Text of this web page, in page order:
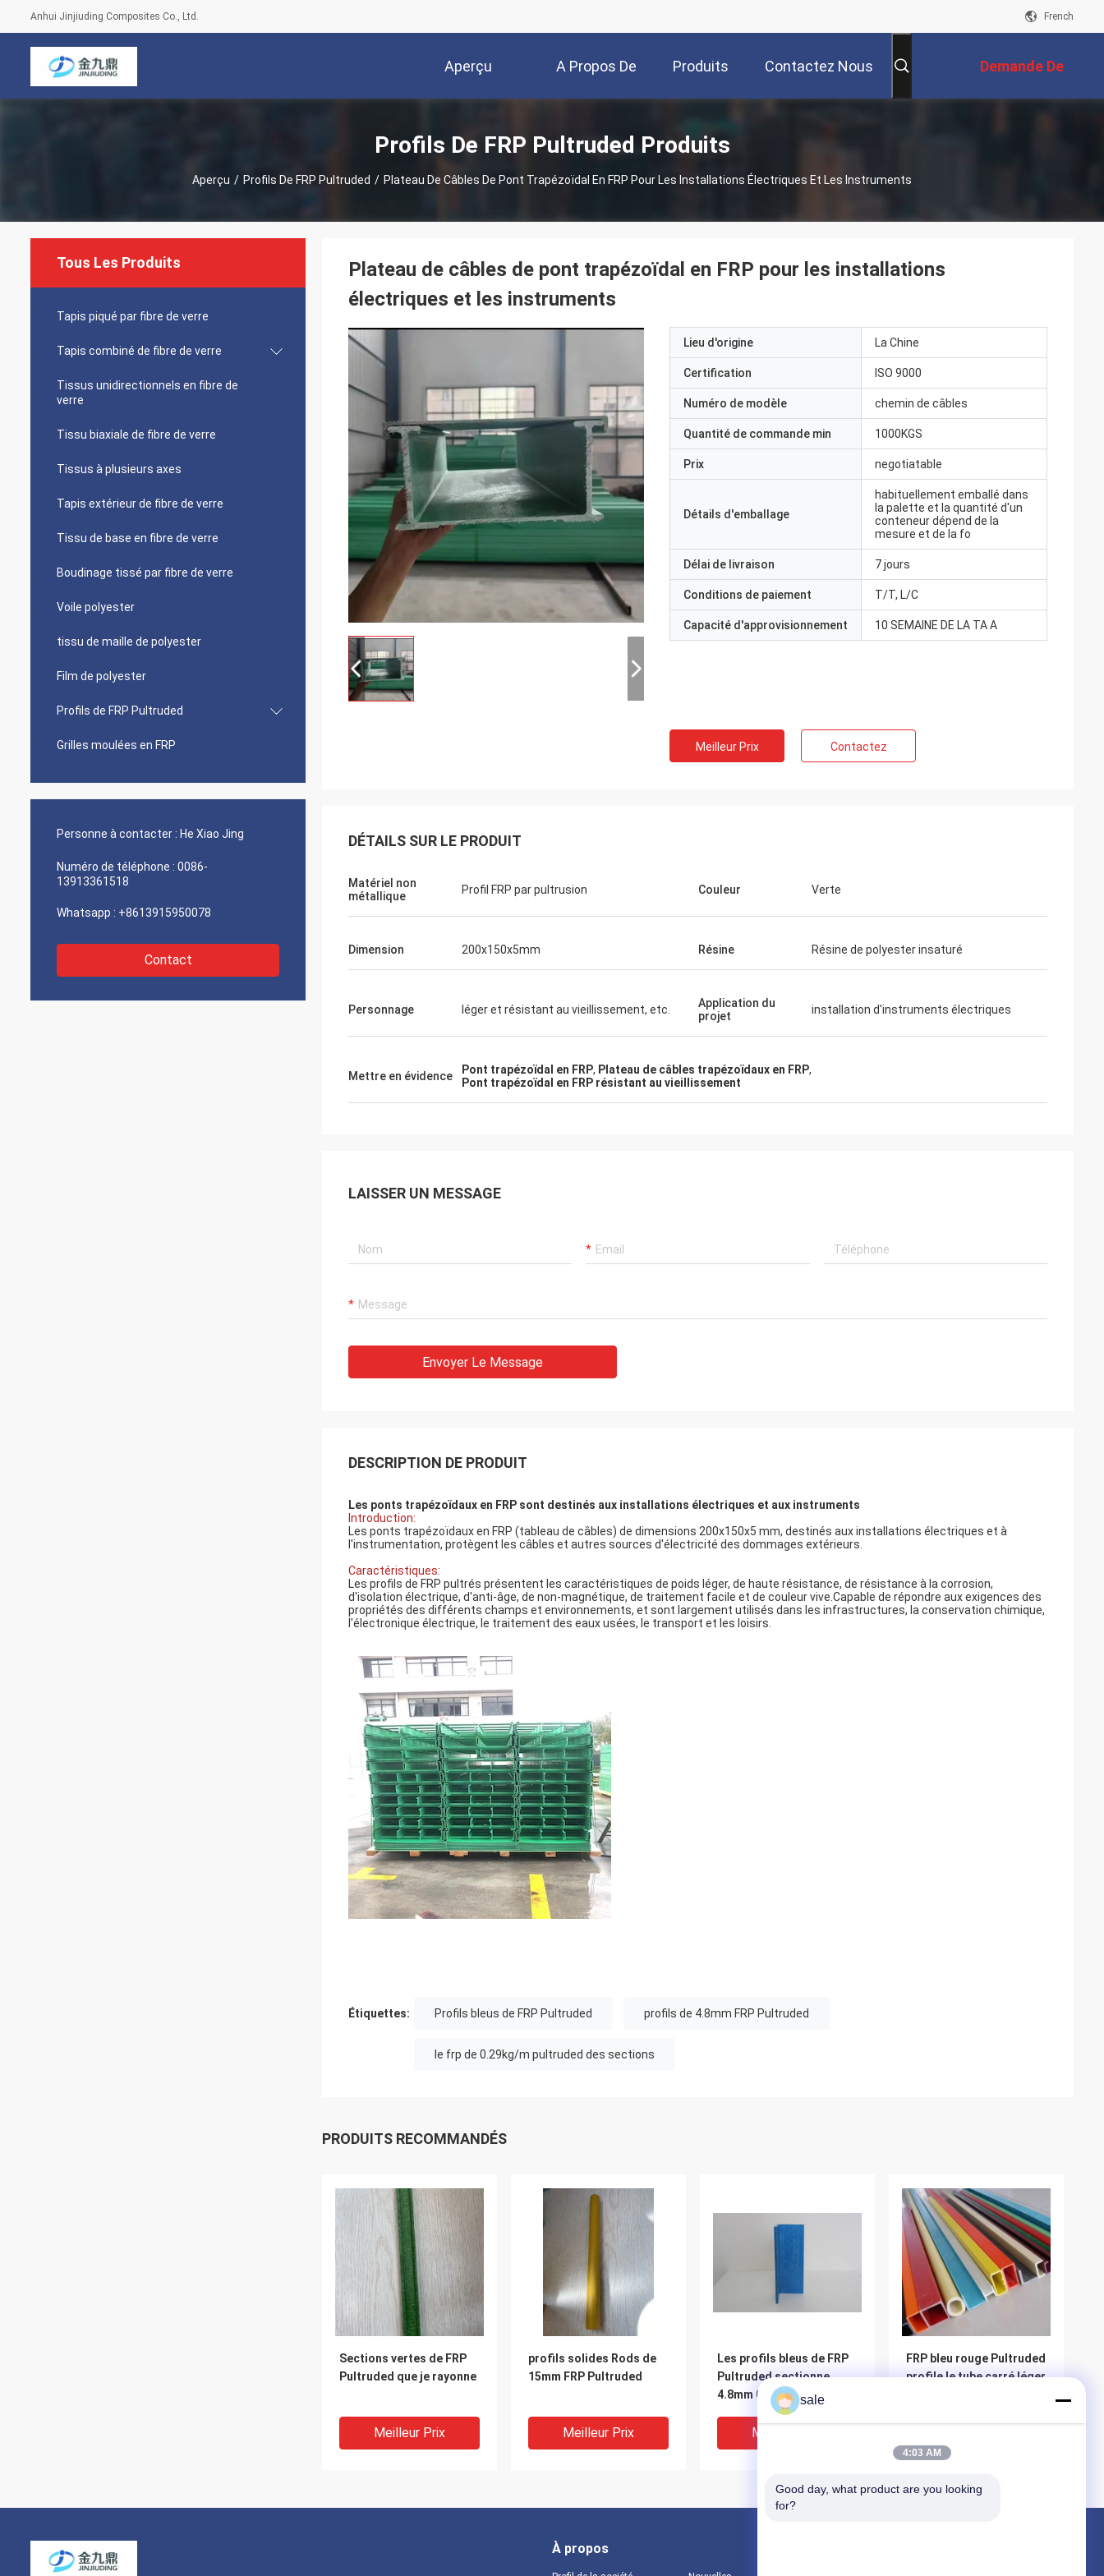
Anhui Jinjiuding Composites Co., Ltd. French
Aperçu A Propos De
Nous
Produits Contactez Nous Demande De
Soumission
Profils De FRP Pultruded Produits
Aperçu / Profils De FRP Pultruded / Plateau De Câbles De Pont Trapézoïdal En FRP Pour Les Installations Électriques Et Les Instruments
Tous Les Produits
Tapis piqué par fibre de verre
Tapis combiné de fibre de verre
Tissus unidirectionnels en fibre de
verre
Tissu biaxiale de fibre de verre
Tissus à plusieurs axes
Tapis extérieur de fibre de verre
Tissu de base en fibre de verre
Boudinage tissé par fibre de verre
Voile polyester
tissu de maille de polyester
Film de polyester
Profils de FRP Pultruded
Grilles moulées en FRP
Personne à contacter : He Xiao Jing
Numéro de téléphone : 0086-
13913361518
Whatsapp : +8613915950078
Contact
Plateau de câbles de pont trapézoïdal en FRP pour les installations
électriques et les instruments
Lieu d'origine La Chine
Certification ISO 9000
Numéro de modèle chemin de câbles
Quantité de commande min 1000KGS
Prix negotiatable
Détails d'emballage
habituellement emballé dans
la palette et la quantité d'un
conteneur dépend de la
mesure et de la fo
Délai de livraison 7 jours
Conditions de paiement T/T, L/C
Capacité d'approvisionnement 10 SEMAINE DE LA TA A
Meilleur Prix Contactez
DÉTAILS SUR LE PRODUIT
Matériel non
métallique
Profil FRP par pultrusion Couleur Verte
Dimension 200x150x5mm Résine Résine de polyester insaturé
Personnage léger et résistant au vieillissement, etc.
Application du
projet
installation d'instruments électriques
Mettre en évidence Pont trapézoïdal en FRP, Plateau de câbles trapézoïdaux en FRP,
Pont trapézoïdal en FRP résistant au vieillissement
LAISSER UN MESSAGE
Envoyer Le Message
DESCRIPTION DE PRODUIT
Les ponts trapézoïdaux en FRP sont destinés aux installations électriques et aux instruments
Introduction:
Les ponts trapézoïdaux en FRP (tableau de câbles) de dimensions 200x150x5 mm, destinés aux installations électriques et à
l'instrumentation, protègent les câbles et autres sources d'électricité des dommages extérieurs.
Caractéristiques:
Les profils de FRP pultrés présentent les caractéristiques de poids léger, de haute résistance, de résistance à la corrosion,
d'isolation électrique, d'anti-âge, de non-magnétique, de traitement facile et de couleur vive.Capable de répondre aux exigences des
propriétés des différents champs et environnements, et sont largement utilisés dans les infrastructures, la conservation chimique,
l'électronique électrique, le traitement des eaux usées, le transport et les loisirs.
Étiquettes: Profils bleus de FRP Pultruded profils de 4.8mm FRP Pultruded
le frp de 0.29kg/m pultruded des sections
PRODUITS RECOMMANDÉS
Sections vertes de FRP
Pultruded que je rayonne
Meilleur Prix
profils solides Rods de
15mm FRP Pultruded
Meilleur Prix
Les profils bleus de FRP
Pultruded sectionne
4.8mm 0.29kg/m
Meilleur Prix
FRP bleu rouge Pultruded
profile le tube carré léger
À propos
sale
4:03 AM
Good day, what product are you looking
for?